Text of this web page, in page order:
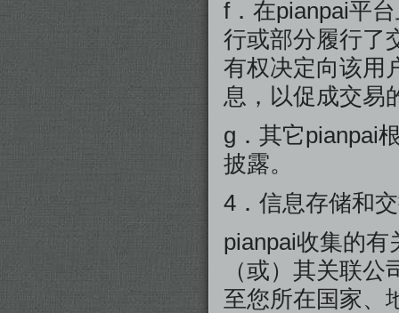
f．在pianpai平
行或部分履行了
有权决定向该用
息，以促成交易
g．其它pianpai
披露。
4．信息存储和
pianpai收集的
（或）其关联
至您所在国家、